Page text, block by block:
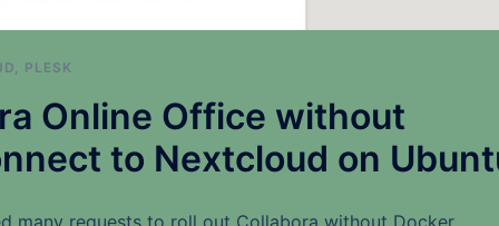
, PLESK
Online Office without
to Nextcloud on